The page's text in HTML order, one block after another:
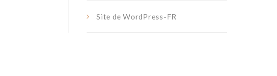
Site de WordPress-FR